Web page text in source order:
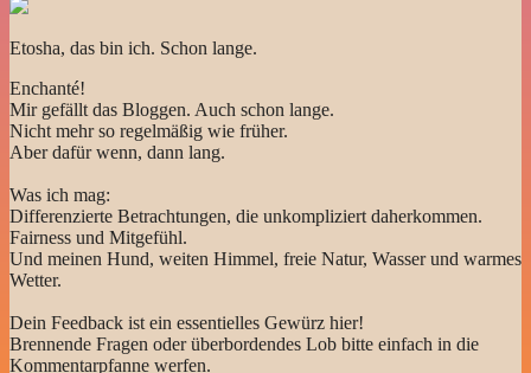
Etosha, das bin ich. Schon lange.
Enchanté!
Mir gefällt das Bloggen. Auch schon lange.
Nicht mehr so regelmäßig wie früher.
Aber dafür wenn, dann lang.
Was ich mag:
Differenzierte Betrachtungen, die unkompliziert daherkommen.
Fairness und Mitgefühl.
Und meinen Hund, weiten Himmel, freie Natur, Wasser und warmes
Wetter.
Dein Feedback ist ein essentielles Gewürz hier!
Brennende Fragen oder überbordendes Lob bitte einfach in die
Kommentarpfanne werfen.